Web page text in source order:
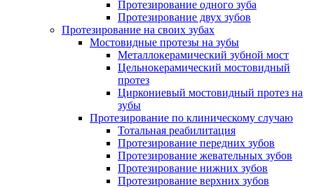
Протезирование одного зуба
Протезирование двух зубов
Протезирование на своих зубах
Мостовидные протезы на зубы
Металлокерамический зубной мост
Цельнокерамический мостовидный
протез
Циркониевый мостовидный протез на
зубы
Протезирование по клиническому случаю
Тотальная реабилитация
Протезирование передних зубов
Протезирование жевательных зубов
Протезирование нижних зубов
Протезирование верхних зубов